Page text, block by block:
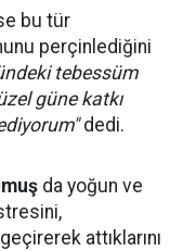
bu tür
perçinlediğini
tebessüm
güne katkı
dedi.
da yoğun ve
attıklarını